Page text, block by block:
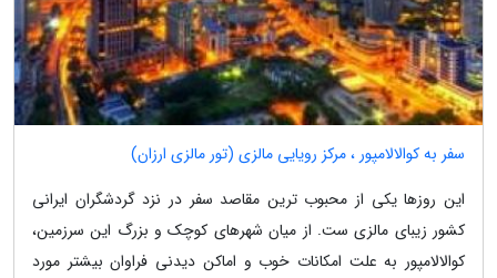
سفر به کوالالامپور ، مرکز رویایی مالزی (تور مالزی ارزان)
این روزها یکی از محبوب ترین مقاصد سفر در نزد گردشگران ایرانی
کشور زیبای مالزی ست. از میان شهرهای کوچک و بزرگ این سرزمین،
کوالالامپور به علت امکانات خوب و اماکن دیدنی فراوان بیشتر مورد